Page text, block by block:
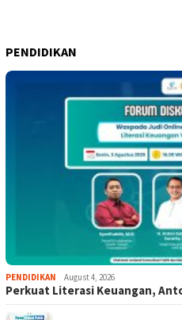
PENDIDIKAN
PENDIDIKAN August 4, 2026
Perkuat Literasi Keuangan,